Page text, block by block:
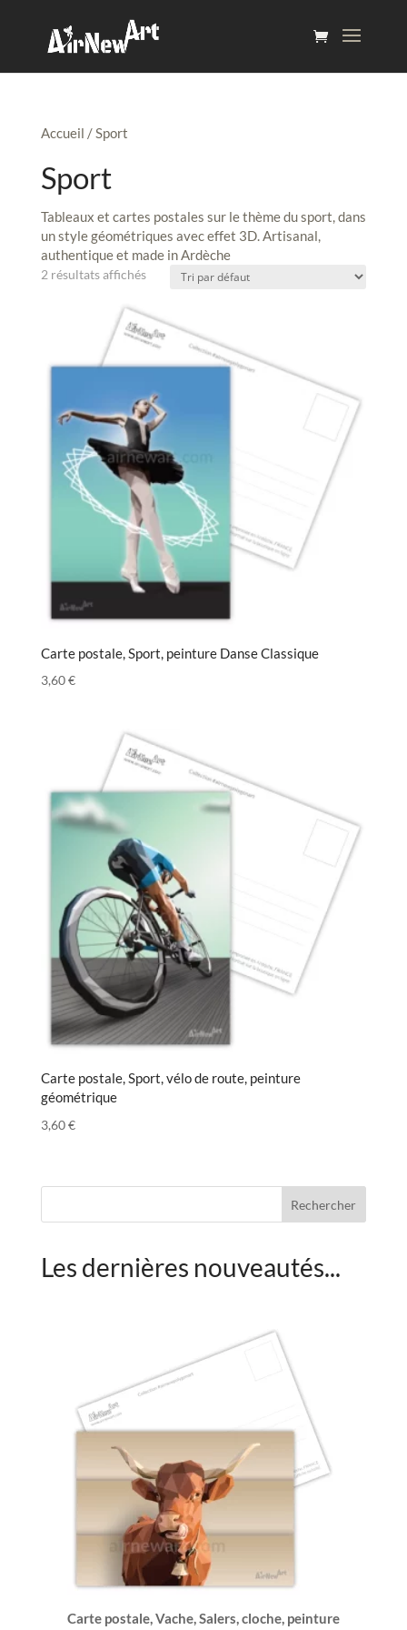
Accueil / Sport
Sport
Tableaux et cartes postales sur le thème du sport, dans
un style géométriques avec effet 3D. Artisanal,
authentique et made in Ardèche
2 résultats affichés
Carte postale, Sport, peinture Danse Classique
3,60€
Carte postale, Sport, vélo de route, peinture
géométrique
3,60€
Rechercher
Les dernières nouveautés...
Carte postale, Vache, Salers, cloche, peinture